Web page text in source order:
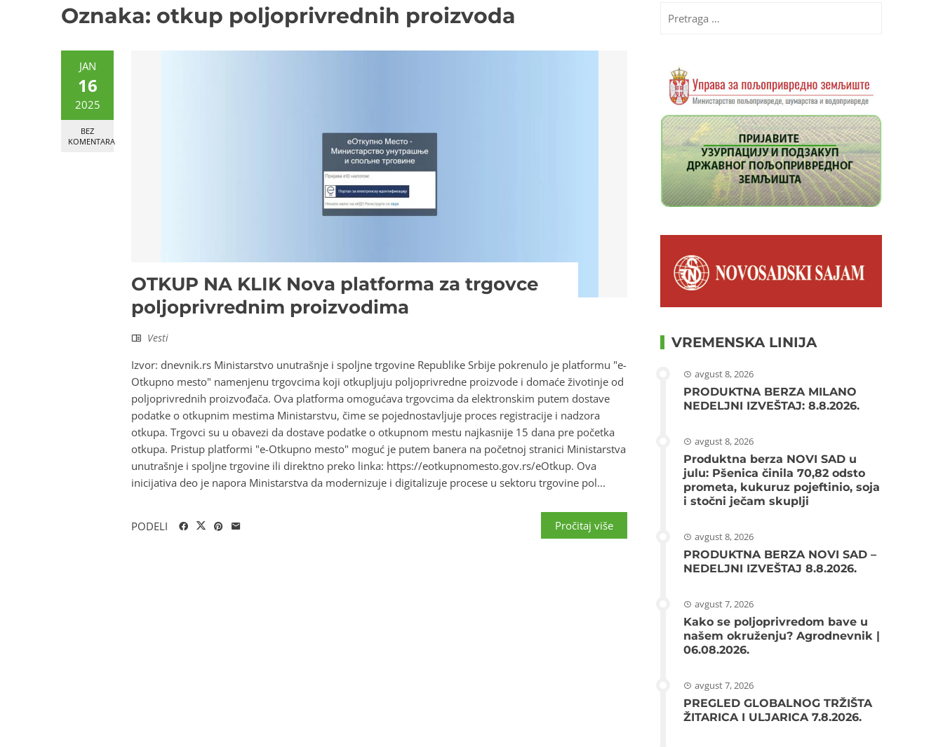
Oznaka: otkup poljoprivrednih proizvoda
JAN
16
2025
BEZ
KOMENTARA
OTKUP NA KLIK Nova platforma za trgovce
poljoprivrednim proizvodima
Vesti
Izvor: dnevnik.rs Ministarstvo unutrašnje i spoljne trgovine Republike Srbije pokrenulo je platformu "e-
Otkupno mesto" namenjenu trgovcima koji otkupljuju poljoprivredne proizvode i domaće životinje od
poljoprivrednih proizvođača. Ova platforma omogućava trgovcima da elektronskim putem dostave
podatke o otkupnim mestima Ministarstvu, čime se pojednostavljuje proces registracije i nadzora
otkupa. Trgovci su u obavezi da dostave podatke o otkupnom mestu najkasnije 15 dana pre početka
otkupa. Pristup platformi "e-Otkupno mesto" moguć je putem banera na početnoj stranici Ministarstva
unutrašnje i spoljne trgovine ili direktno preko linka: https://eotkupnomesto.gov.rs/eOtkup. Ova
inicijativa deo je napora Ministarstva da modernizuje i digitalizuje procese u sektoru trgovine pol...
Pročitaj više
PODELI
za:
VREMENSKA LINIJA
avgust 8, 2026
PRODUKTNA BERZA MILANO
NEDELJNI IZVEŠTAJ: 8.8.2026.
avgust 8, 2026
Produktna berza NOVI SAD u
julu: Pšenica činila 70,82 odsto
prometa, kukuruz pojeftinio, soja
i stočni ječam skuplji
avgust 8, 2026
PRODUKTNA BERZA NOVI SAD –
NEDELJNI IZVEŠTAJ 8.8.2026.
avgust 7, 2026
Kako se poljoprivredom bave u
našem okruženju? Agrodnevnik |
06.08.2026.
avgust 7, 2026
PREGLED GLOBALNOG TRŽIŠTA
ŽITARICA I ULJARICA 7.8.2026.